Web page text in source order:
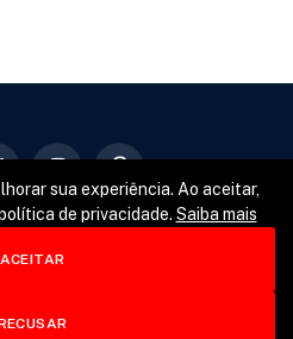
sua experiência. Ao aceitar,
de privacidade. Saiba mais
ACEITAR